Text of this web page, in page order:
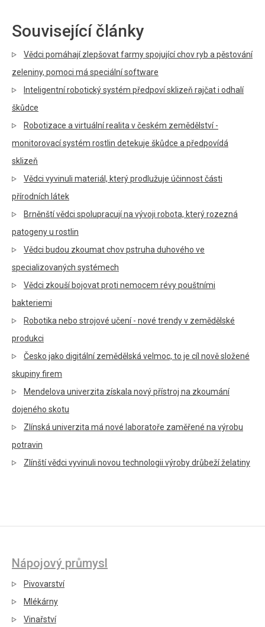
Související články
Vědci pomáhají zlepšovat farmy spojující chov ryb a pěstování
zeleniny, pomoci má speciální software
Inteligentní robotický systém předpoví sklizeň rajčat i odhalí
škůdce
Robotizace a virtuální realita v českém zemědělství -
monitorovací systém rostlin detekuje škůdce a předpovídá
sklizeň
Vědci vyvinuli materiál, který prodlužuje účinnost části
přírodních látek
Brněnští vědci spolupracují na vývoji robota, který rozezná
patogeny u rostlin
Vědci budou zkoumat chov pstruha duhového ve
specializovaných systémech
Vědci zkouší bojovat proti nemocem révy pouštními
bakteriemi
Robotika nebo strojové učení - nové trendy v zemědělské
produkci
Česko jako digitální zemědělská velmoc, to je cíl nově složené
skupiny firem
Mendelova univerzita získala nový přístroj na zkoumání
dojeného skotu
Zlínská univerzita má nové laboratoře zaměřené na výrobu
potravin
Zlínští vědci vyvinuli novou technologii výroby drůbeží želatiny
Nápojový průmysl
Pivovarství
Mlékárny
Vinařství